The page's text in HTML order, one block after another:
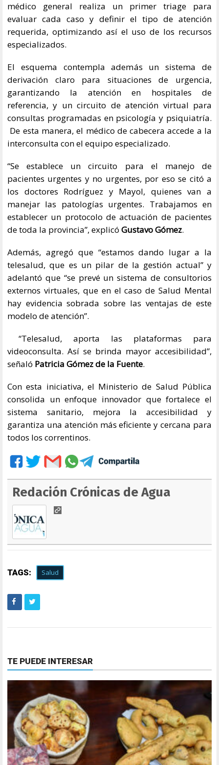
médico general realiza un primer triage para
evaluar cada caso y definir el tipo de atención
requerida, optimizando así el uso de los recursos
especializados.
El esquema contempla además un sistema de
derivación claro para situaciones de urgencia,
garantizando la atención en hospitales de
referencia, y un circuito de atención virtual para
consultas programadas en psicología y psiquiatría.
De esta manera, el médico de cabecera accede a la
interconsulta con el equipo especializado.
“Se establece un circuito para el manejo de
pacientes urgentes y no urgentes, por eso se citó a
los doctores Rodríguez y Mayol, quienes van a
manejar las patologías urgentes. Trabajamos en
establecer un protocolo de actuación de pacientes
de toda la provincia”, explicó Gustavo Gómez.
Además, agregó que “estamos dando lugar a la
telesalud, que es un pilar de la gestión actual” y
adelantó que “se prevé un sistema de consultorios
externos virtuales, que en el caso de Salud Mental
hay evidencia sobrada sobre las ventajas de este
modelo de atención”.
“Telesalud, aporta las plataformas para
videoconsulta. Así se brinda mayor accesibilidad”,
señaló Patricia Gómez de la Fuente.
Con esta iniciativa, el Ministerio de Salud Pública
consolida un enfoque innovador que fortalece el
sistema sanitario, mejora la accesibilidad y
garantiza una atención más eficiente y cercana para
todos los correntinos.
Redación Crónicas de Agua
TAGS: Salud
TE PUEDE INTERESAR